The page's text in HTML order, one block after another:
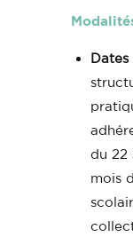
du 22
mois